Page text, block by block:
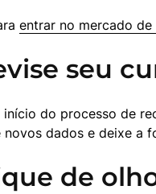
entrar no mercado de
seu
início do processo de
novos dados e deixe a
de